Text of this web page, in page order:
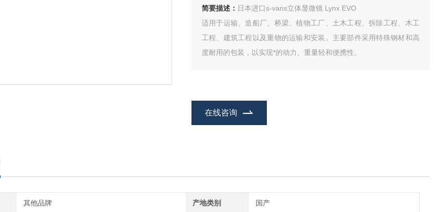
简要描述： 日本进口s-vans立体显微镜 Lynx EVO
适用于运输、造船厂、桥梁、植物工厂、土木工程、拆除工程、木工
工程、建筑工程以及重物的运输和安装。主要部件采用特殊钢材和高
度耐用的包装，以实现*的动力、重量轻和便携性。
在线咨询
其他品牌 产地类别 国产